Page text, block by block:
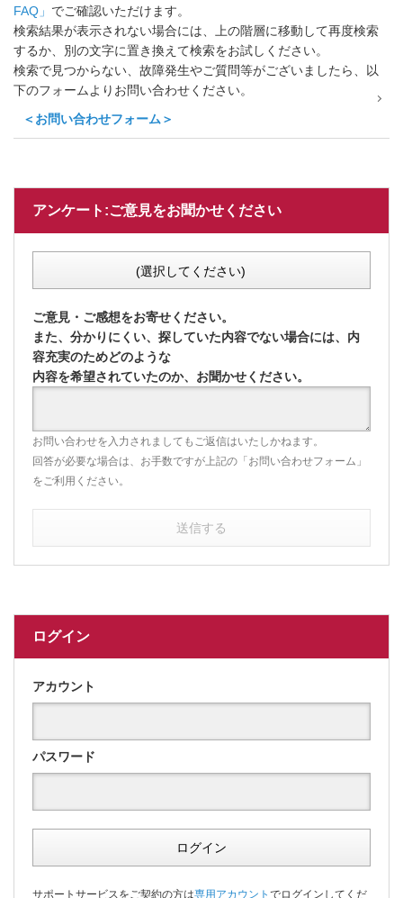
FAQ」 でご確認いただけます。
検索結果が表示されない場合には、上の階層に移動して再度検索
するか、別の文字に置き換えて検索をお試しください。
検索で見つからない、故障発生やご質問等がございましたら、以
下のフォームよりお問い合わせください。
＜お問い合わせフォーム＞
アンケート:ご意見をお聞かせください
(選択してください)
ご意見・ご感想をお寄せください。
また、分かりにくい、探していた内容でない場合には、内
容充実のためどのような
内容を希望されていたのか、お聞かせください。
お問い合わせを入力されましてもご返信はいたしかねます。
回答が必要な場合は、お手数ですが上記の「お問い合わせフォーム」
をご利用ください。
送信する
ログイン
アカウント
パスワード
ログイン
サポートサービスをご契約の方は専用アカウント でログインしてくだ